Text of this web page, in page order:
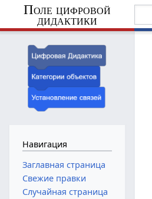
Поле цифровой
дидактики
Навигация
Заглавная страница
Свежие правки
Случайная страница